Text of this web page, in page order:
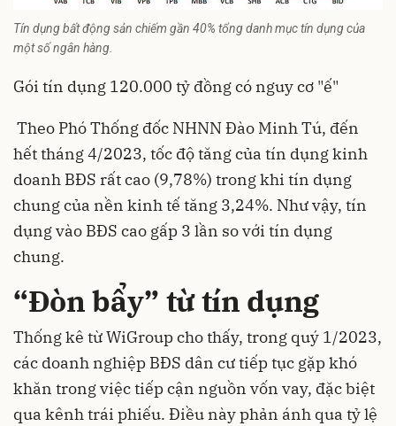
Tín dụng bất động sản chiếm gần 40% tổng danh mục tín dụng của
một số ngân hàng.
Gói tín dụng 120.000 tỷ đồng có nguy cơ "ế"
Theo Phó Thống đốc NHNN Đào Minh Tú, đến
hết tháng 4/2023, tốc độ tăng của tín dụng kinh
doanh BĐS rất cao (9,78%) trong khi tín dụng
chung của nền kinh tế tăng 3,24%. Như vậy, tín
dụng vào BĐS cao gấp 3 lần so với tín dụng
chung.
“Đòn bẩy” từ tín dụng
Thống kê từ WiGroup cho thấy, trong quý 1/2023,
các doanh nghiệp BĐS dân cư tiếp tục gặp khó
khăn trong việc tiếp cận nguồn vốn vay, đặc biệt
qua kênh trái phiếu. Điều này phản ánh qua tỷ lệ